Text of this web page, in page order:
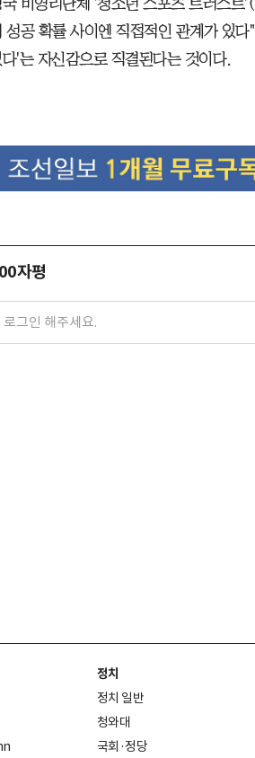
국 비영리단체 '청소년 스포츠 트러스트
성공 확률 사이엔 직접적인 관계가 있
다'는 자신감으로 직결된다는 것이다.
자평
정치
정치 일반
청와대
국회·정당